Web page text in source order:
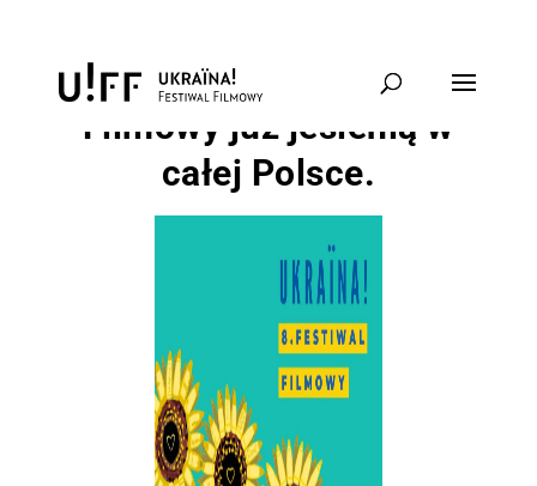
Ukraina! 8. Festiwal
Filmowy już jesienią w
całej Polsce.